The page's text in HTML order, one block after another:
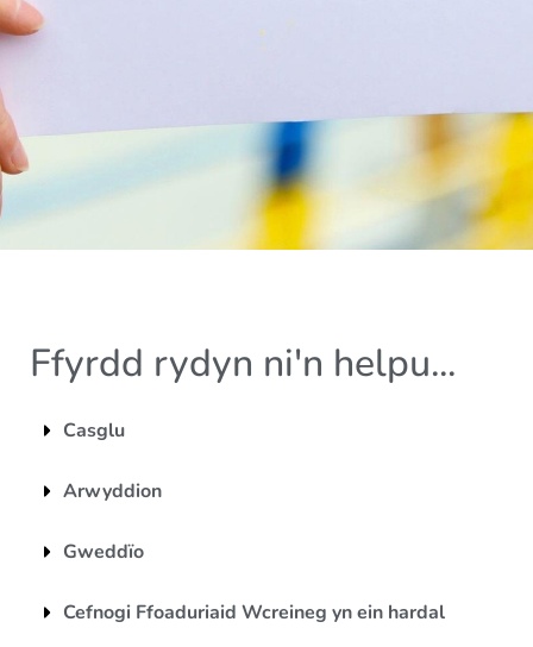
Ffyrdd rydyn ni'n helpu...
Casglu
Arwyddion
Gweddïo
Cefnogi Ffoaduriaid Wcreineg yn ein hardal